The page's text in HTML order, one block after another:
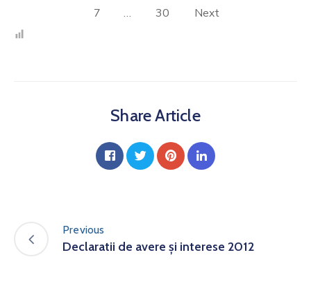
7
… 30 Next
Share Article
Previous
Declaratii de avere și interese 2012